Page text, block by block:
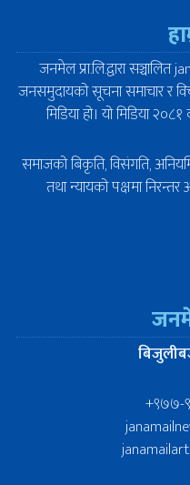
जनमेल प्रा.लि.द्वारा
जनसमुदायको सूचना समाचार र
मिडिया हो। यो मिडिया
समाजको बिकृति, विसंगति,
तथा न्यायको पक्षमा
+९७७-